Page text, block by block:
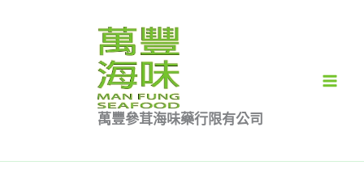
萬豐參茸海味藥行限有公司